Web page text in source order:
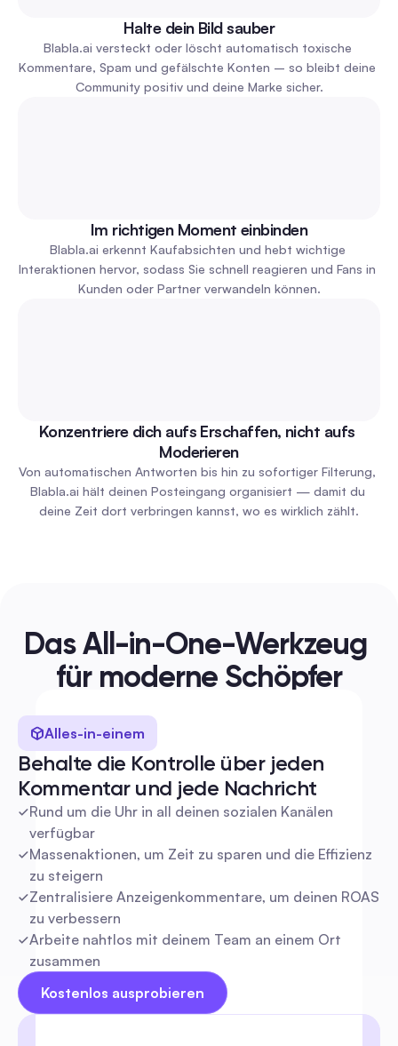
Halte dein Bild sauber
Blabla.ai versteckt oder löscht automatisch toxische
Kommentare, Spam und gefälschte Konten – so bleibt deine
Community positiv und deine Marke sicher.
Im richtigen Moment einbinden
Blabla.ai erkennt Kaufabsichten und hebt wichtige
Interaktionen hervor, sodass Sie schnell reagieren und Fans in
Kunden oder Partner verwandeln können.
Konzentriere dich aufs Erschaffen, nicht aufs
Moderieren
Von automatischen Antworten bis hin zu sofortiger Filterung,
Blabla.ai hält deinen Posteingang organisiert — damit du
deine Zeit dort verbringen kannst, wo es wirklich zählt.
Das All-in-One-Werkzeug
für moderne Schöpfer
Behalte überall und jederzeit die Kontrolle
In Sekundenschnelle loslegen
Einfach zu verwenden
Alles-in-einem
Behalte die Kontrolle über jeden
Kommentar und jede Nachricht
Rund um die Uhr in all deinen sozialen Kanälen
verfügbar
Massenaktionen, um Zeit zu sparen und die Effizienz
zu steigern
Zentralisiere Anzeigenkommentare, um deinen ROAS
zu verbessern
Arbeite nahtlos mit deinem Team an einem Ort
zusammen
Kostenlos ausprobieren